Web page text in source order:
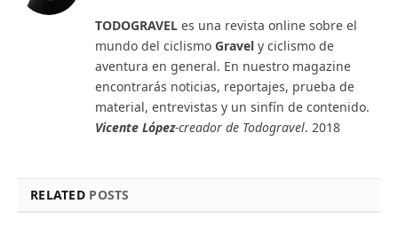
TODOGRAVEL es una revista online sobre el
mundo del ciclismo Gravel y ciclismo de
aventura en general. En nuestro magazine
encontrarás noticias, reportajes, prueba de
material, entrevistas y un sinfín de contenido.
Vicente López-creador de Todogravel. 2018
RELATED POSTS